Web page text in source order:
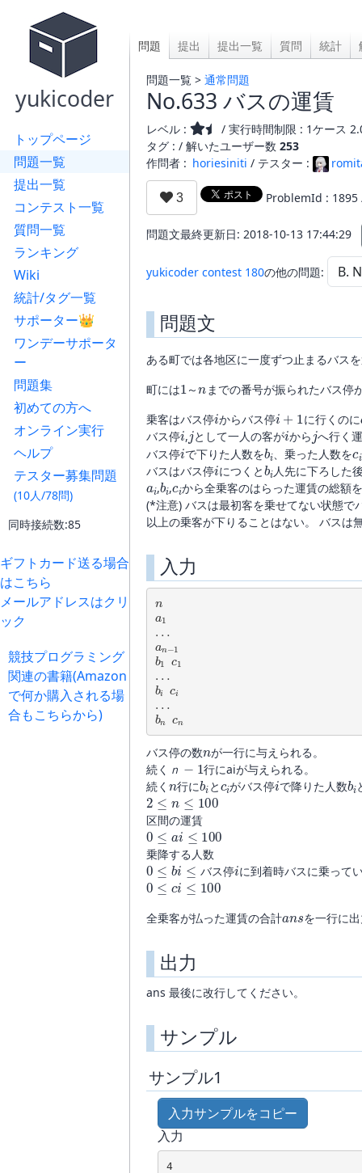
yukicoder
トップページ
問題一覧
提出一覧
コンテスト一覧
質問一覧
ランキング
Wiki
統計/タグ一覧
サポーター👑
ワンデーサポータ
ー
問題集
初めての方へ
オンライン実行
ヘルプ
テスター募集問題
(10人/78問)
同時接続数:85
ギフトカード送る場合
はこちら
メールアドレスはクリ
ック
競技プログラミング
関連の書籍(Amazon
で何か購入される場
合もこちらから)
問題 提出 提出一覧 質問 統計
問題一覧 > 通常問題
No.633 バスの運賃
レベル :
/ 実行時間制限 : 1ケース
タグ : / 解いたユーザー数 253
作問者 : horiesiniti / テスター :
ProblemId :
問題文最終更新日: 2018-10-13 17:44:29
yukicoder contest 180の他の問題:
問題文
ある町では各地区に一度ずつ止まるバス
町には
～
までの番号が振られたバス停
乗客はバス停
i
からバス停
i+
に行くのに
バス停
i
,
j
として一人の客が
i
から
j
へ行く
バス停
i
で下りた人数を
bi
、乗った人数を
ci
バスはバス停
i
につくと
bi
人先に下ろした
a i
,
bi
,
ci
から全乗客のはらった運賃の総額
(*注意) バスは最初客を乗せてない状態で
以上の乗客が下りることはない。 バスは
入力
a
…
an
b1c
…
bi
…
bn
バス停の数 が一行に与えられる。
続く
ｎ−1
行にaiが与えられる。
続く
n
行に
bi
と
ci
がバス停
i
で降りた人数
b
2≤n≤100
区間の運賃
0≤ai≤100
乗降する人数
0≤bi≤バス停 に 着時 乗
人数
0 ≤c i≤ 100
全乗客が払った運賃の合計 を一行に
出力
ans 最後に改行してください。
サンプル
サンプル1
入力サンプルをコピー
入力
4